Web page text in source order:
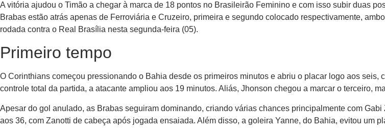
A vitória ajudou o Timão a chegar à marca de 18 pontos no Brasileirão Feminino e com isso subir duas
Brabas estão atrás apenas de Ferroviária e Cruzeiro, primeira e segundo colocado respectivamente,
rodada contra o Real Brasília nesta segunda-feira (05).
Primeiro tempo
O Corinthians começou pressionando o Bahia desde os primeiros minutos e abriu o placar logo aos
controle total da partida, a atacante ampliou aos 19 minutos. Aliás, Jhonson chegou a marcar o terceiro,
Apesar do gol anulado, as Brabas seguiram dominando, criando várias chances principalmente com
aos 36, com Zanotti de cabeça após jogada ensaiada. Além disso, a goleira Yanne, do Bahia, evitou um